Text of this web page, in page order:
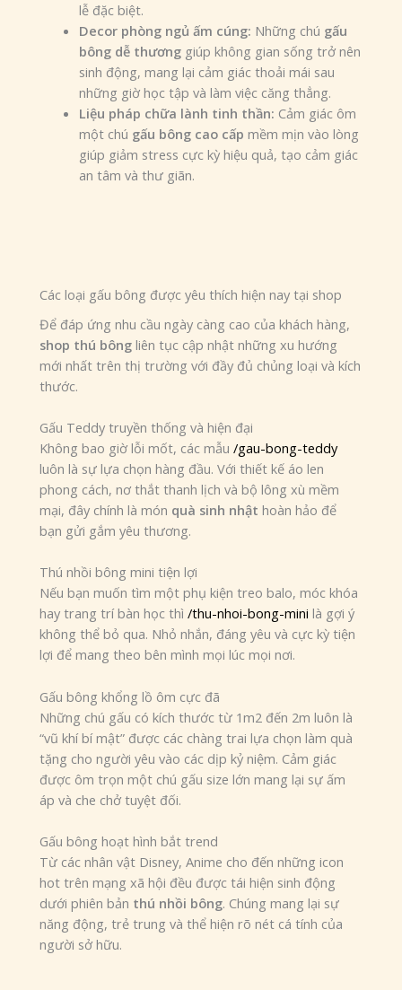
lễ đặc biệt.
Decor phòng ngủ ấm cúng: Những chú gấu
bông dễ thương giúp không gian sống trở nên
sinh động, mang lại cảm giác thoải mái sau
những giờ học tập và làm việc căng thẳng.
Liệu pháp chữa lành tinh thần: Cảm giác ôm
một chú gấu bông cao cấp mềm mịn vào lòng
giúp giảm stress cực kỳ hiệu quả, tạo cảm giác
an tâm và thư giãn.
Các loại gấu bông được yêu thích hiện nay tại shop
Để đáp ứng nhu cầu ngày càng cao của khách hàng,
shop thú bông liên tục cập nhật những xu hướng
mới nhất trên thị trường với đầy đủ chủng loại và kích
thước.
Gấu Teddy truyền thống và hiện đại
Không bao giờ lỗi mốt, các mẫu/gau-bong-teddy
luôn là sự lựa chọn hàng đầu. Với thiết kế áo len
phong cách, nơ thắt thanh lịch và bộ lông xù mềm
mại, đây chính là món quà sinh nhật hoàn hảo để
bạn gửi gắm yêu thương.
Thú nhồi bông mini tiện lợi
Nếu bạn muốn tìm một phụ kiện treo balo, móc khóa
hay trang trí bàn học thì/thu-nhoi-bong-mini là gợi ý
không thể bỏ qua. Nhỏ nhắn, đáng yêu và cực kỳ tiện
lợi để mang theo bên mình mọi lúc mọi nơi.
Gấu bông khổng lồ ôm cực đã
Những chú gấu có kích thước từ 1m2 đến 2m luôn là
“vũ khí bí mật” được các chàng trai lựa chọn làm quà
tặng cho người yêu vào các dịp kỷ niệm. Cảm giác
được ôm trọn một chú gấu size lớn mang lại sự ấm
áp và che chở tuyệt đối.
Gấu bông hoạt hình bắt trend
Từ các nhân vật Disney, Anime cho đến những icon
hot trên mạng xã hội đều được tái hiện sinh động
dưới phiên bản thú nhồi bông. Chúng mang lại sự
năng động, trẻ trung và thể hiện rõ nét cá tính của
người sở hữu.